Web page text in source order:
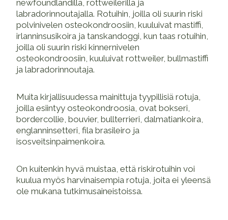
newfoundlandilla, rottweilerilla ja
labradorinnoutajalla. Rotuihin, joilla oli suurin riski
polvinivelen osteokondroosiin, kuuluivat mastiffi,
irlanninsusikoira ja tanskandoggi, kun taas rotuihin,
joilla oli suurin riski kinnernivelen
osteokondroosiin, kuuluivat rottweiler, bullmastiffi
ja labradorinnoutaja.
Muita kirjallisuudessa mainittuja tyypillisiä rotuja,
joilla esiintyy osteokondroosia, ovat bokseri,
bordercollie, bouvier, bullterrieri, dalmatiankoira,
englanninsetteri, fila brasileiro ja
isosveitsinpaimenkoira.
On kuitenkin hyvä muistaa, että riskirotuihin voi
kuulua myös harvinaisempia rotuja, joita ei yleensä
ole mukana tutkimusaineistoissa.